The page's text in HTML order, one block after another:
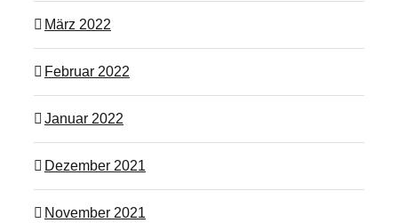
März 2022
Februar 2022
Januar 2022
Dezember 2021
November 2021